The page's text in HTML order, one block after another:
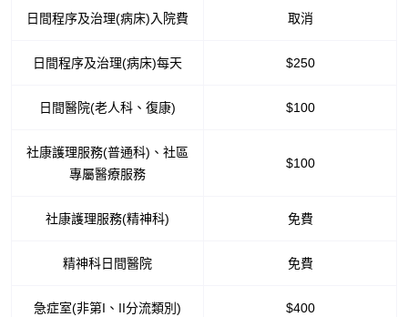
日間程序及治理(病床)入院費 取消
日間程序及治理(病床)每天 $250
日間醫院(老人科、復康) $100
社康護理服務(普通科)、社區
專屬醫療服務
$100
社康護理服務(精神科) 免費
精神科日間醫院 免費
急症室(非第I、II分流類別) $400